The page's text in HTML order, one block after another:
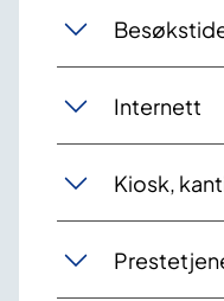
Internett
Kiosk,